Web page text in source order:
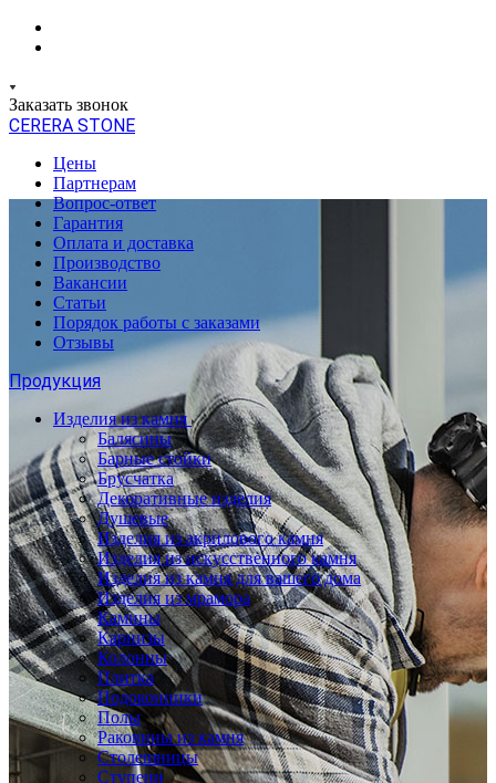
Заказать звонок
CERERA STONE
Цены
Партнерам
Вопрос-ответ
Гарантия
Оплата и доставка
Производство
Вакансии
Статьи
Порядок работы с заказами
Отзывы
Продукция
Изделия из камня
Балясины
Барные стойки
Брусчатка
Декоративные изделия
Душевые
Изделия из акрилового камня
Изделия из искусственного камня
Изделия из камня для вашего дома
Изделия из мрамора
Камины
Карнизы
Колонны
Плитка
Подоконники
Полы
Раковины из камня
Столешницы
Ступени